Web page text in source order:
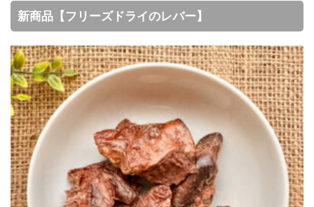
新商品【フリーズドライのレバー】